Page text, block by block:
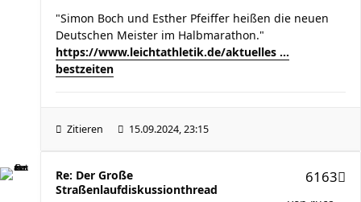
"Simon Boch und Esther Pfeiffer heißen die neuen
Deutschen Meister im Halbmarathon."
https://www.leichtathletik.de/aktuelles ...
bestzeiten
Zitieren 15.09.2024, 23:15
Re: Der Große
Straßenlaufdiskussionthread
6163